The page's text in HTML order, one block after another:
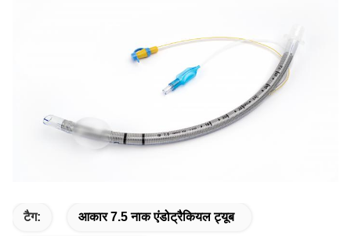
टैग: आकार 7.5 नाक एंडोट्रैकियल ट्यूब